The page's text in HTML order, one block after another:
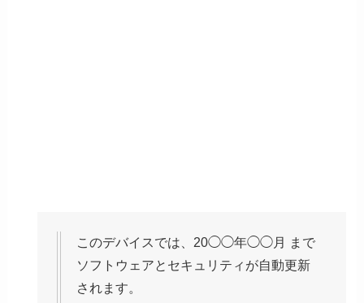
このデバイスでは、20◯◯年◯◯月 まで
ソフトウェアとセキュリティが自動更新
されます。